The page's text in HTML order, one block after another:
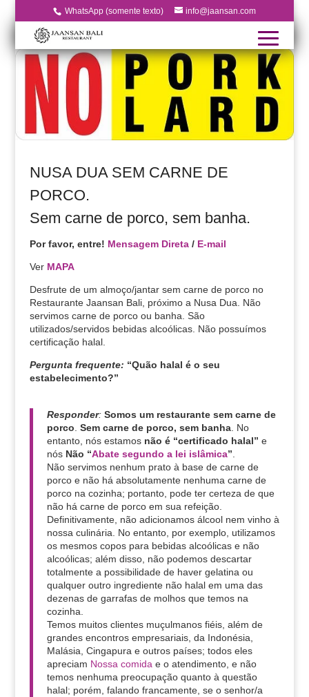
WhatsApp (somente texto) info@jaansan.com
NUSA DUA SEM CARNE DE
PORCO.
Sem carne de porco, sem banha.
Por favor, entre! Mensagem Direta/ E-mail
Ver MAPA
Desfrute de um almoço/jantar sem carne de porco no
Restaurante Jaansan Bali, próximo a Nusa Dua. Não
servimos carne de porco ou banha. São
utilizados/servidos bebidas alcoólicas. Não possuímos
certificação halal.
Pergunta frequente: “Quão halal é o seu
estabelecimento?”
Responder: Somos um restaurante sem carne de
porco. Sem carne de porco, sem banha. No
entanto, nós estamos não é “certificado halal” e
nós Não “Abate segundo a lei islâmica”.
Não servimos nenhum prato à base de carne de
porco e não há absolutamente nenhuma carne de
porco na cozinha; portanto, pode ter certeza de que
não há carne de porco em sua refeição.
Definitivamente, não adicionamos álcool nem vinho à
nossa culinária. No entanto, por exemplo, utilizamos
os mesmos copos para bebidas alcoólicas e não
alcoólicas; além disso, não podemos descartar
totalmente a possibilidade de haver gelatina ou
qualquer outro ingrediente não halal em uma das
dezenas de garrafas de molhos que temos na
cozinha.
Temos muitos clientes muçulmanos fiéis, além de
grandes encontros empresariais, da Indonésia,
Malásia, Cingapura e outros países; todos eles
apreciam Nossa comidae o atendimento, e não
temos nenhuma preocupação quanto à questão
halal; porém, falando francamente, se o senhor/a